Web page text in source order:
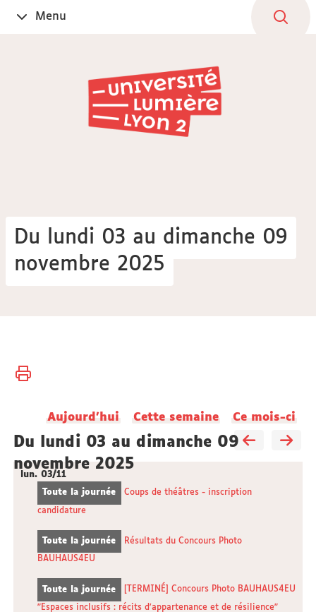
OuvrirMenu
Du lundi 03 au dimanche 09
novembre 2025
Vous
Accueil
Aujourd'hui Cette semaine Ce mois-ci
du lundi 03 au dimanche 09
novembre 2025
lun.03/11
Toute la journée Coups de théâtres - inscription
candidature
Toute la journée Résultats du Concours Photo
BAUHAUS4EU
Toute la journée [TERMINÉ] Concours Photo BAUHAUS4EU
"Espaces inclusifs : récits d'appartenance et de résilience"